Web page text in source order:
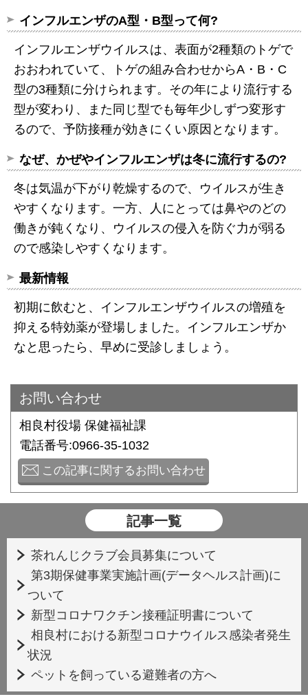
インフルエンザのA型・B型って何?
インフルエンザウイルスは、表面が2種類のトゲで
おおわれていて、トゲの組み合わせからA・B・C
型の3種類に分けられます。その年により流行する
型が変わり、また同じ型でも毎年少しずつ変形す
るので、予防接種が効きにくい原因となります。
なぜ、かぜやインフルエンザは冬に流行するの?
冬は気温が下がり乾燥するので、ウイルスが生き
やすくなります。一方、人にとっては鼻やのどの
働きが鈍くなり、ウイルスの侵入を防ぐ力が弱る
ので感染しやすくなります。
最新情報
初期に飲むと、インフルエンザウイルスの増殖を
抑える特効薬が登場しました。インフルエンザか
なと思ったら、早めに受診しましょう。
お問い合わせ
相良村役場 保健福祉課
電話番号:0966-35-1032
この記事に関するお問い合わせ
記事一覧
茶れんじクラブ会員募集について
第3期保健事業実施計画(データヘルス計画)に
ついて
新型コロナワクチン接種証明書について
相良村における新型コロナウイルス感染者発生
状況
ペットを飼っている避難者の方へ